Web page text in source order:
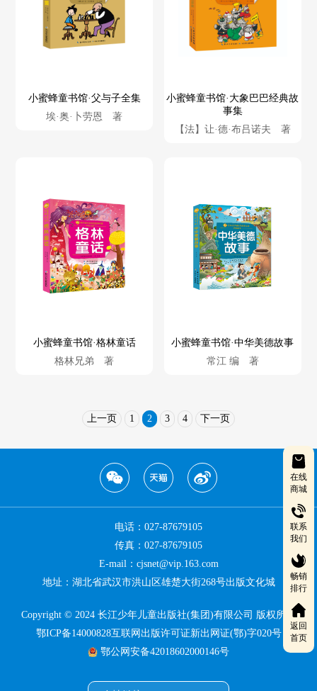
在线
商城
联系
我们
畅销
排行
返回
首页
小蜜蜂童书馆·父与子全集
埃·奥·卜劳恩 著
小蜜蜂童书馆·大象巴巴经典故
事集
【法】让·德·布吕诺夫 著
小蜜蜂童书馆·格林童话
格林兄弟 著
小蜜蜂童书馆·中华美德故事
常江 编 著
上一页 1 2 3 4 下一页
电话：027-87679105
传真：027-87679105
E-mail：cjsnet@vip.163.com
地址：湖北省武汉市洪山区雄楚大街268号出版文化城
Copyright © 2024 长江少年儿童出版社(集团)有限公司 版权所有
鄂ICP备14000828互联网出版许可证新出网证(鄂)字020号
鄂公网安备42018602000146号